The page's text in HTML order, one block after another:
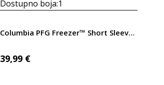
Dostupno boja:1
Columbia PFG Freezer™ Short Sleeve Tee
39,99 €